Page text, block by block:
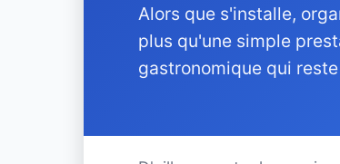
Alors que s'installe,
plus qu'une simple
gastronomique qui